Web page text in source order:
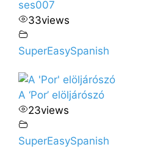
ses007
33views
SuperEasySpanish
A ‘Por’ elöljárószó
23views
SuperEasySpanish